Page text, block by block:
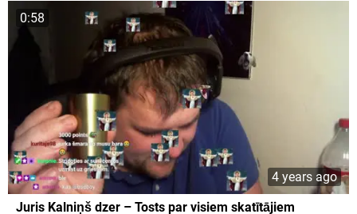
0:58
4 years ago
Juris Kalniņš dzer – Tosts par visiem skatītājiem